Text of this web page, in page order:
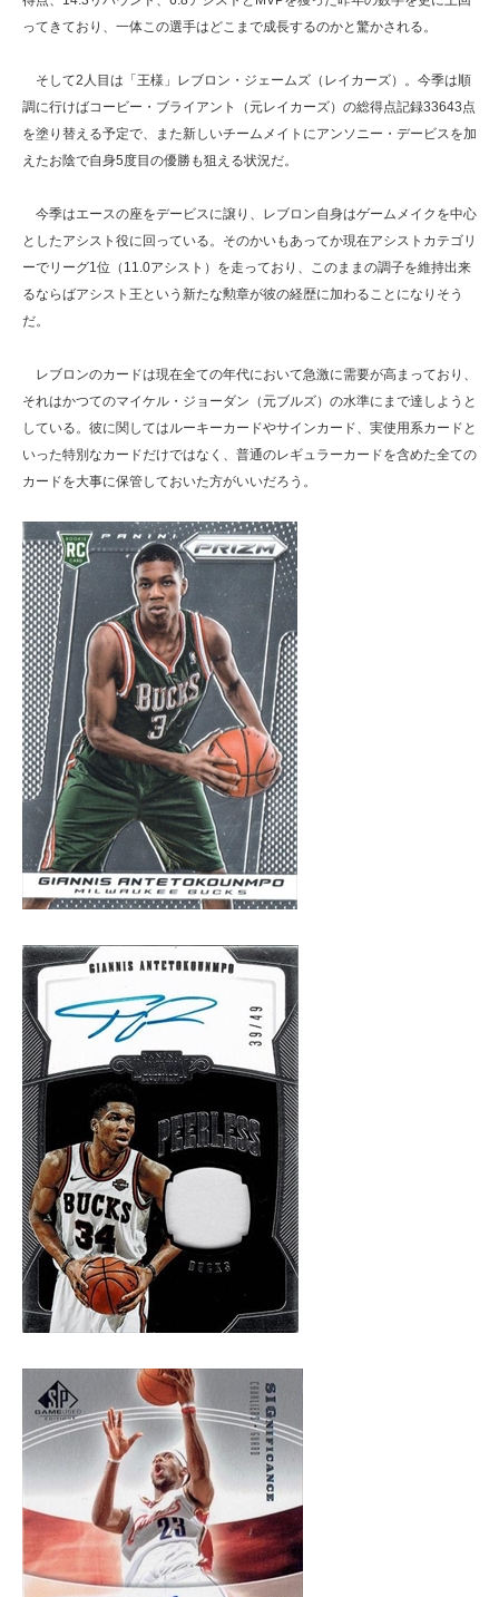
ってきており、一体この選手はどこまで成長するのかと驚かされる。
そして2人目は「王様」レブロン・ジェームズ（レイカーズ）。今季は順
調に行けばコービー・ブライアント（元レイカーズ）の総得点記録33643点
を塗り替える予定で、また新しいチームメイトにアンソニー・デービスを加
えたお陰で自身5度目の優勝も狙える状況だ。
今季はエースの座をデービスに譲り、レブロン自身はゲームメイクを中心
としたアシスト役に回っている。そのかいもあってか現在アシストカテゴリ
ーでリーグ1位（11.0アシスト）を走っており、このままの調子を維持出来
るならばアシスト王という新たな勲章が彼の経歴に加わることになりそう
だ。
レブロンのカードは現在全ての年代において急激に需要が高まっており、
それはかつてのマイケル・ジョーダン（元ブルズ）の水準にまで達しようと
している。彼に関してはルーキーカードやサインカード、実使用系カードと
いった特別なカードだけではなく、普通のレギュラーカードを含めた全ての
カードを大事に保管しておいた方がいいだろう。